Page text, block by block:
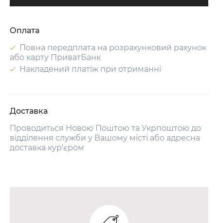
Оплата
Повна передплата на розрахунковий рахунок
або карту ПриватБанк
Накладений платіж при отриманні
Доставка
Проводиться Новою Поштою та Укрпоштою до
відділення служби у Вашому місті або адресна
доставка кур'єром